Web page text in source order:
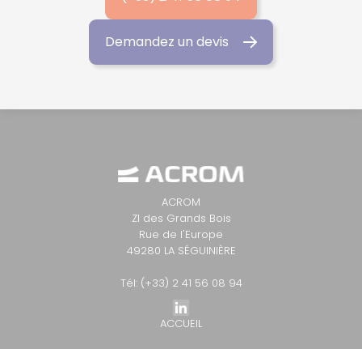
Demandez un devis
ACROM
ZI des Grands Bois
Rue de l'Europe
49280 LA SÉGUINIÈRE
Tél: (+33) 2 41 56 08 94
ACCUEIL